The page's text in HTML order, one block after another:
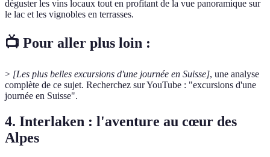
déguster les vins locaux tout en profitant de la vue panoramique sur
le lac et les vignobles en terrasses.
📺 Pour aller plus loin :
> [Les plus belles excursions d'une journée en Suisse], une analyse
complète de ce sujet. Recherchez sur YouTube : "excursions d'une
journée en Suisse".
4. Interlaken : l'aventure au cœur des
Alpes